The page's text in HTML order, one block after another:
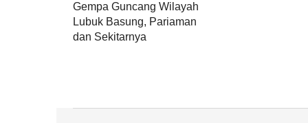
Gempa Guncang Wilayah
Lubuk Basung, Pariaman
dan Sekitarnya